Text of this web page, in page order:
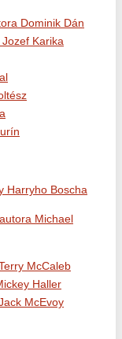
Dominik Dán
Karika
Harryho Boscha
Michael
McCaleb
Haller
McEvoy